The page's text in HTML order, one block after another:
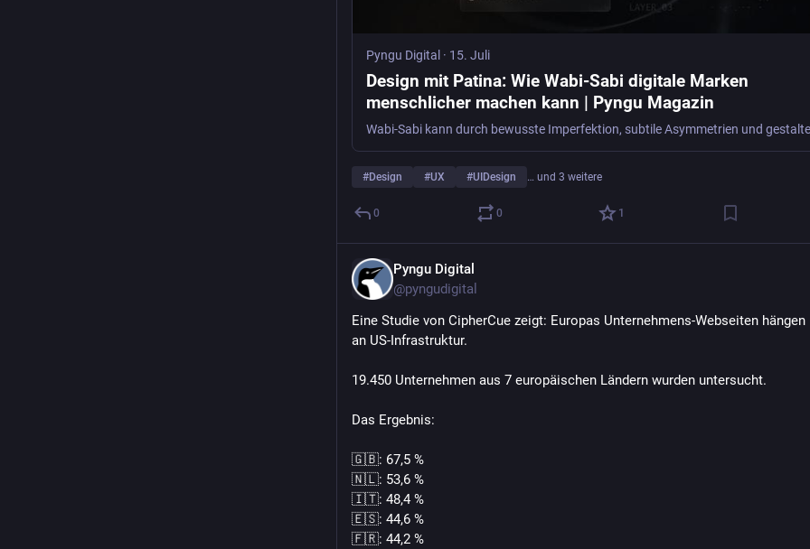
Pyngu Digital · 15. Juli
Design mit Patina: Wie Wabi‑Sabi digitale Marken
menschlicher machen kann | Pyngu Magazin
#Design #UX #UIDesign … und 3 weitere
0 0 1
Pyngu Digital
@pyngudigital
Eine Studie von CipherCue zeigt: Europas Unternehmens-Webseiten
an US-Infrastruktur.
19.450 Unternehmen aus 7 europäischen Ländern wurden untersucht.
Das Ergebnis:
🇬🇧: 67,5 %
🇳🇱: 53,6 %
🇮🇹: 48,4 %
🇪🇸: 44,6 %
🇫🇷: 44,2 %